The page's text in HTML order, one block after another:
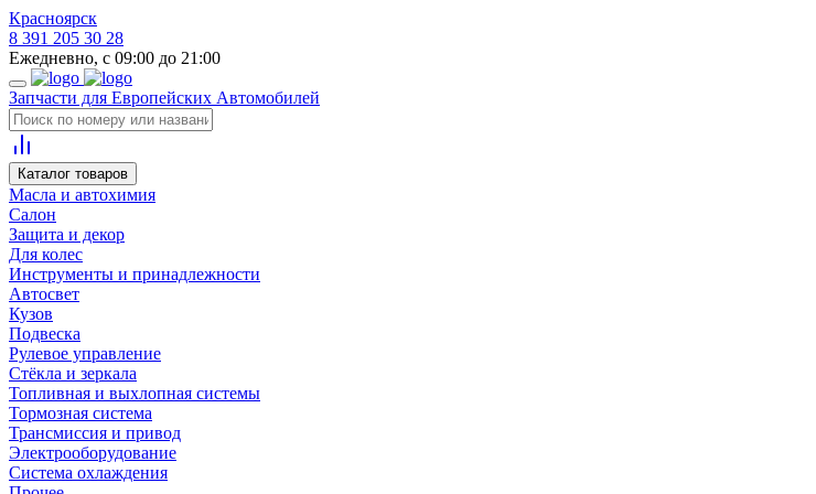
Красноярск
8 391 205 30 28
Ежедневно, с 09:00 до 21:00
Запчасти для Европейских Автомобилей
Каталог товаров
Масла и автохимия
Салон
Защита и декор
Для колес
Инструменты и принадлежности
Автосвет
Кузов
Подвеска
Рулевое управление
Стёкла и зеркала
Топливная и выхлопная системы
Тормозная система
Трансмиссия и привод
Электрооборудование
Система охлаждения